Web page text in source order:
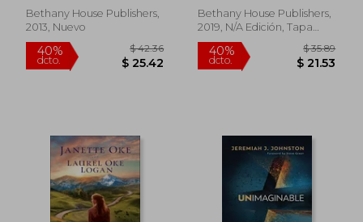
Bethany House Publishers,
2013, Nuevo
Bethany House Publishers,
2019, N/A Edición, Tapa
Dura, Nuevo